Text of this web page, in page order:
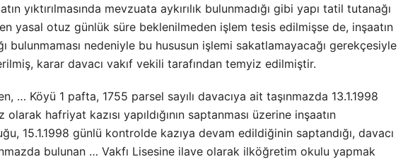
yıktırılmasında mevzuata aykırılık bulunmadığı gibi yapı tatil tutanağı
yasal otuz günlük süre beklenilmeden işlem tesis edilmişse de, inşaatın
bulunmaması nedeniyle bu hususun işlemi sakatlamayacağı gerekçesiyle
karar davacı vakıf vekili tarafından temyiz edilmiştir.
… Köyü 1 pafta, 1755 parsel sayılı davacıya ait taşınmazda 13.1.1998
hafriyat kazısı yapıldığının saptanması üzerine inşaatın
15.1.1998 günlü kontrolde kazıya devam edildiğinin saptandığı, davacı
bulunan … Vakfı Lisesine ilave olarak ilköğretim okulu yapmak